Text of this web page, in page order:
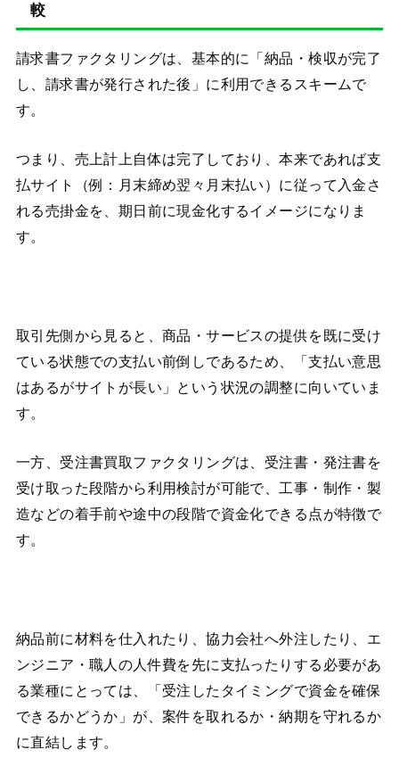
較
請求書ファクタリングは、基本的に「納品・検収が完了
し、請求書が発行された後」に利用できるスキームで
す。
つまり、売上計上自体は完了しており、本来であれば支
払サイト（例：月末締め翌々月末払い）に従って入金さ
れる売掛金を、期日前に現金化するイメージになりま
す。
取引先側から見ると、商品・サービスの提供を既に受け
ている状態での支払い前倒しであるため、「支払い意思
はあるがサイトが長い」という状況の調整に向いていま
す。
一方、受注書買取ファクタリングは、受注書・発注書を
受け取った段階から利用検討が可能で、工事・制作・製
造などの着手前や途中の段階で資金化できる点が特徴で
す。
納品前に材料を仕入れたり、協力会社へ外注したり、エ
ンジニア・職人の人件費を先に支払ったりする必要があ
る業種にとっては、「受注したタイミングで資金を確保
できるかどうか」が、案件を取れるか・納期を守れるか
に直結します。